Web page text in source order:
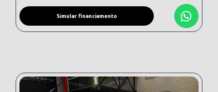
Simular financiamento